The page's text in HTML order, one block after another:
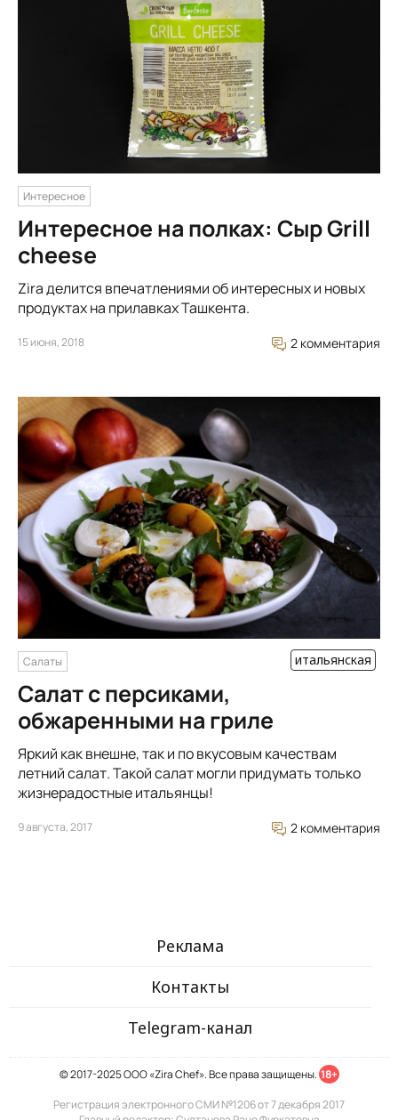
Интересное
Интересное на полках: Сыр Grill
cheese
Zira делится впечатлениями об интересных и новых
продуктах на прилавках Ташкента.
15 июня, 2018 2 комментария
Салаты итальянская
Салат с персиками,
обжаренными на гриле
Яркий как внешне, так и по вкусовым качествам
летний салат. Такой салат могли придумать только
жизнерадостные итальянцы!
9 августа, 2017 2 комментария
Реклама
Контакты
Telegram-канал
© 2017-2025 ООО «Zira Chef». Все права защищены. 18+
Регистрация электронного СМИ №1206 от 7 декабря 2017